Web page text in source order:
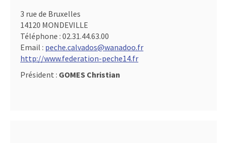
3 rue de Bruxelles
14120 MONDEVILLE
Téléphone : 02.31.44.63.00
Email : peche.calvados@wanadoo.fr
http://www.federation-peche14.fr
Président : GOMES Christian